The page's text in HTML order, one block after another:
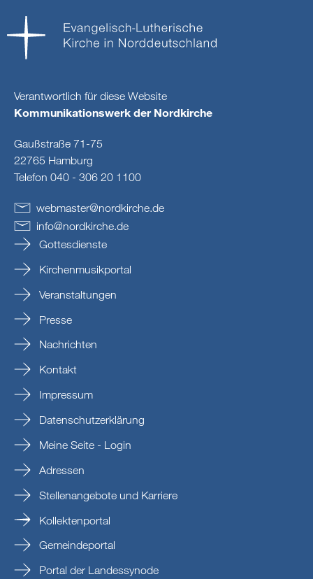
Verantwortlich für diese Website
Kommunikationswerk der Nordkirche
Gaußstraße 71-75
22765 Hamburg
Telefon 040 - 306 20 1100
webmaster@nordkirche.de
info@nordkirche.de
Gottesdienste
Kirchenmusikportal
Veranstaltungen
Presse
Nachrichten
Kontakt
Impressum
Datenschutzerklärung
Meine Seite - Login
Adressen
Stellenangebote und Karriere
Kollektenportal
Gemeindeportal
Portal der Landessynode